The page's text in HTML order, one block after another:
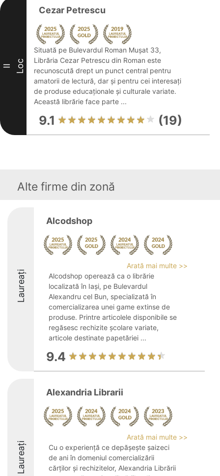
II Loc
Cezar Petrescu
Situată pe Bulevardul Roman Mușat 33,
Librăria Cezar Petrescu din Roman este
recunoscută drept un punct central pentru
amatorii de lectură, dar și pentru cei interesați
de produse educaționale și culturale variate.
Această librărie face parte ...
9.1 (19)
Alte firme din zonă
Laureați
Alcodshop
Arată mai multe >>
Alcodshop operează ca o librărie
localizată în Iași, pe Bulevardul
Alexandru cel Bun, specializată în
comercializarea unei game extinse de
produse. Printre articolele disponibile se
regăsesc rechizite școlare variate,
articole destinate papetăriei ...
9.4
Laureați
Alexandria Librarii
Arată mai multe >>
Cu o experiență ce depășește șaizeci
de ani în domeniul comercializării
cărților și rechizitelor, Alexandria Librării